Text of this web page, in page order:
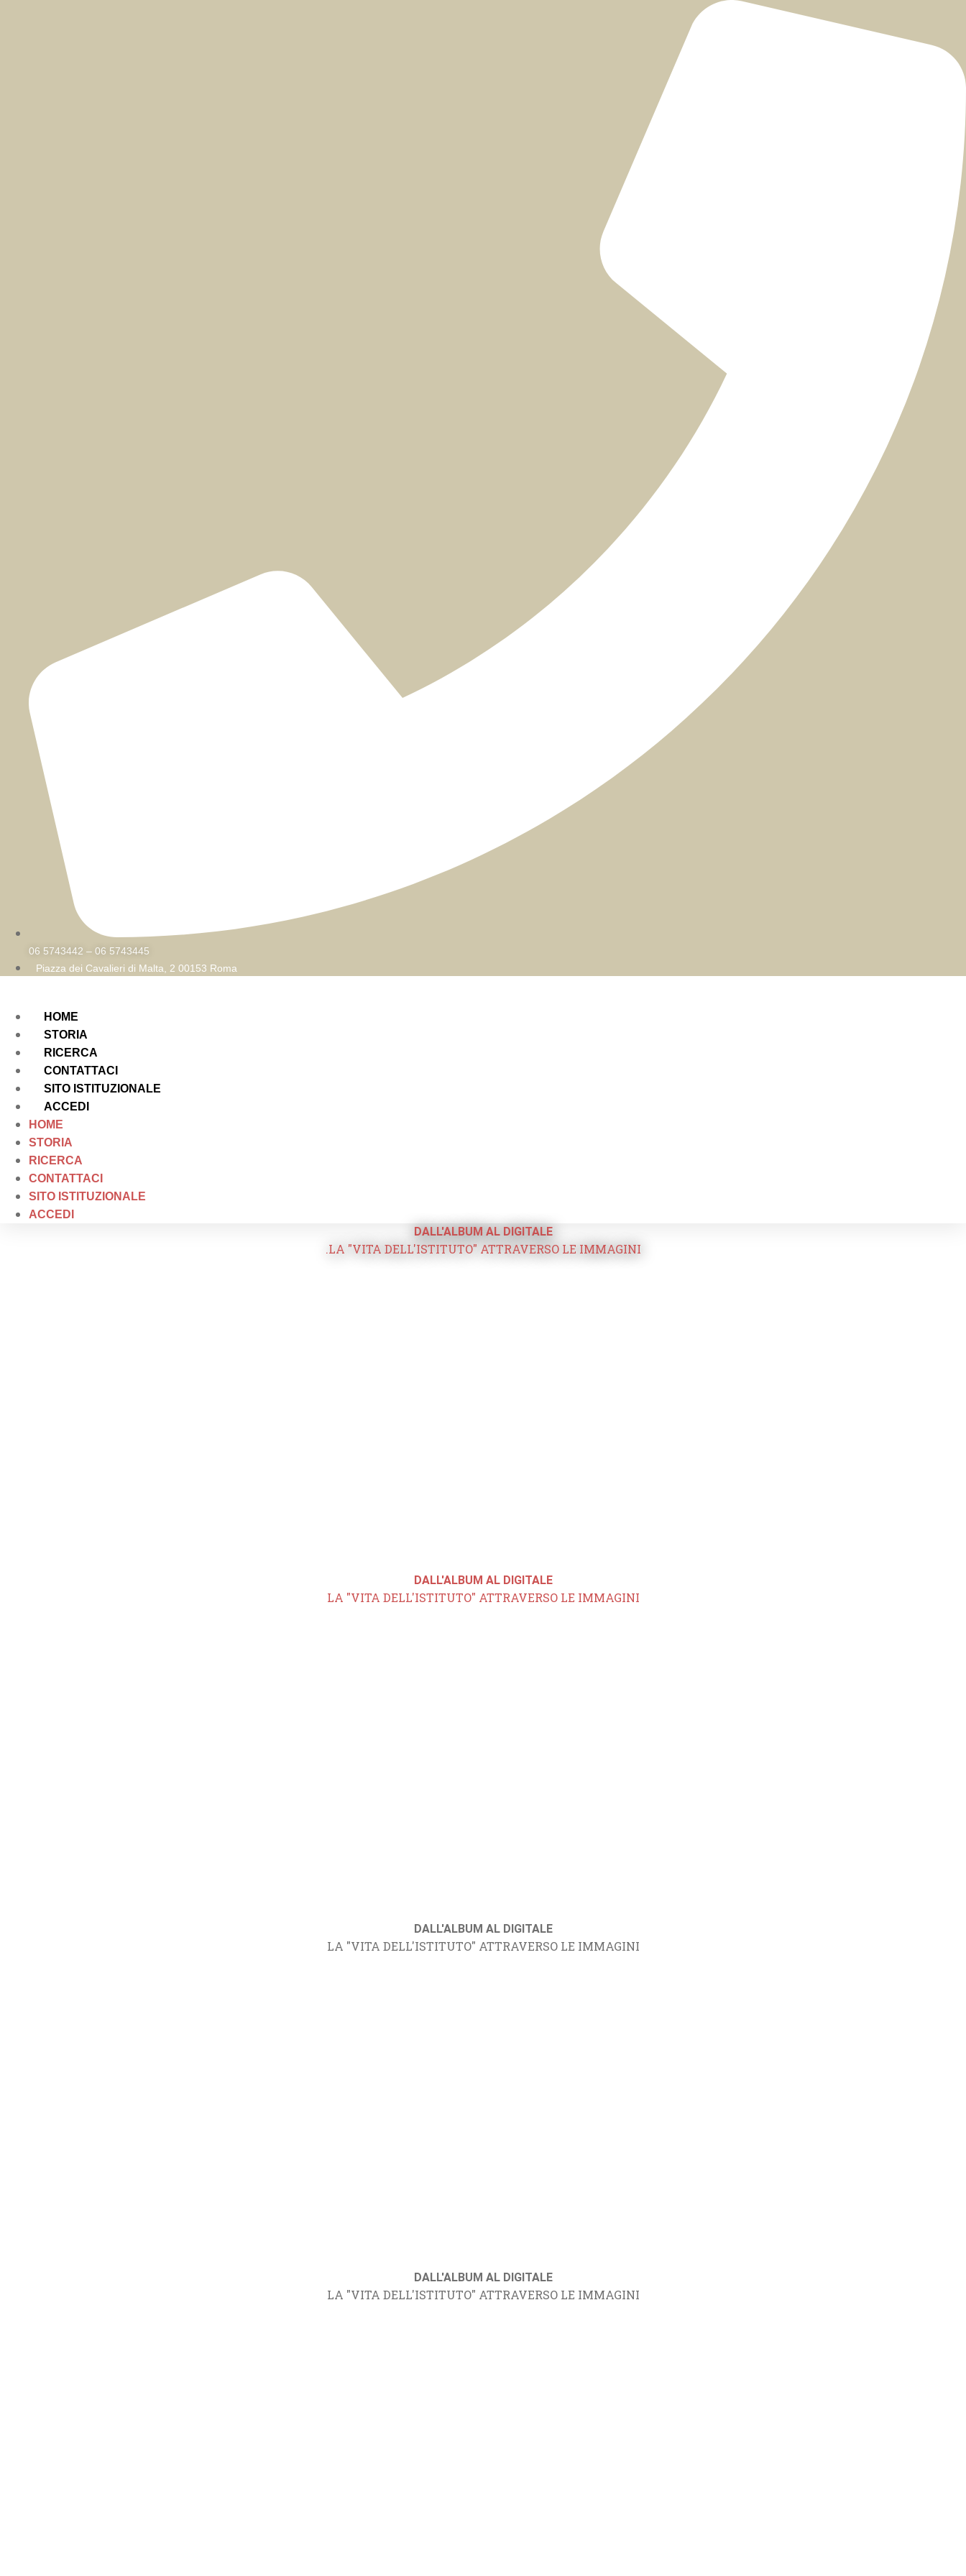
06 5743442 – 06 5743445
Piazza dei Cavalieri di Malta, 2 00153 Roma
HOME
STORIA
RICERCA
CONTATTACI
SITO ISTITUZIONALE
ACCEDI
HOME
STORIA
RICERCA
CONTATTACI
SITO ISTITUZIONALE
ACCEDI
DALL'ALBUM AL DIGITALE
.LA "VITA DELL'ISTITUTO" ATTRAVERSO LE IMMAGINI
DALL'ALBUM AL DIGITALE
LA "VITA DELL'ISTITUTO" ATTRAVERSO LE IMMAGINI
DALL'ALBUM AL DIGITALE
LA "VITA DELL'ISTITUTO" ATTRAVERSO LE IMMAGINI
DALL'ALBUM AL DIGITALE
LA "VITA DELL'ISTITUTO" ATTRAVERSO LE IMMAGINI